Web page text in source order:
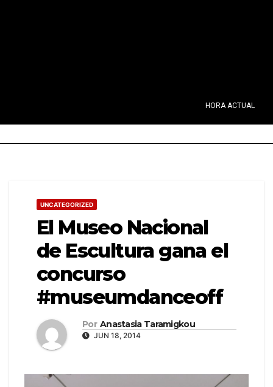
HORA ACTUAL
UNCATEGORIZED
El Museo Nacional
de Escultura gana el
concurso
#museumdanceoff
Por Anastasia Taramigkou
JUN 18, 2014